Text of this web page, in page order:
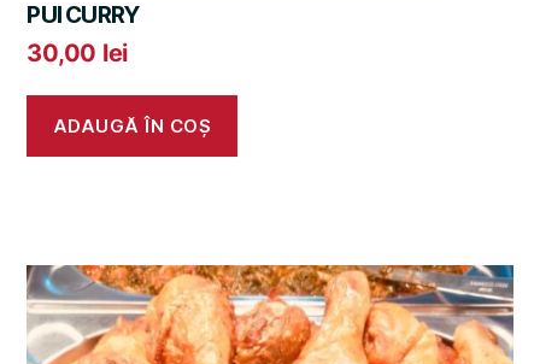
PUI CURRY
30,00 lei
ADAUGĂ ÎN COȘ